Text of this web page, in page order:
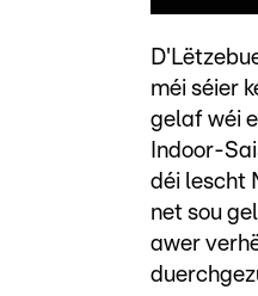
méi séier
gelaf wéi
Indoor-
déi lescht
net sou
awer